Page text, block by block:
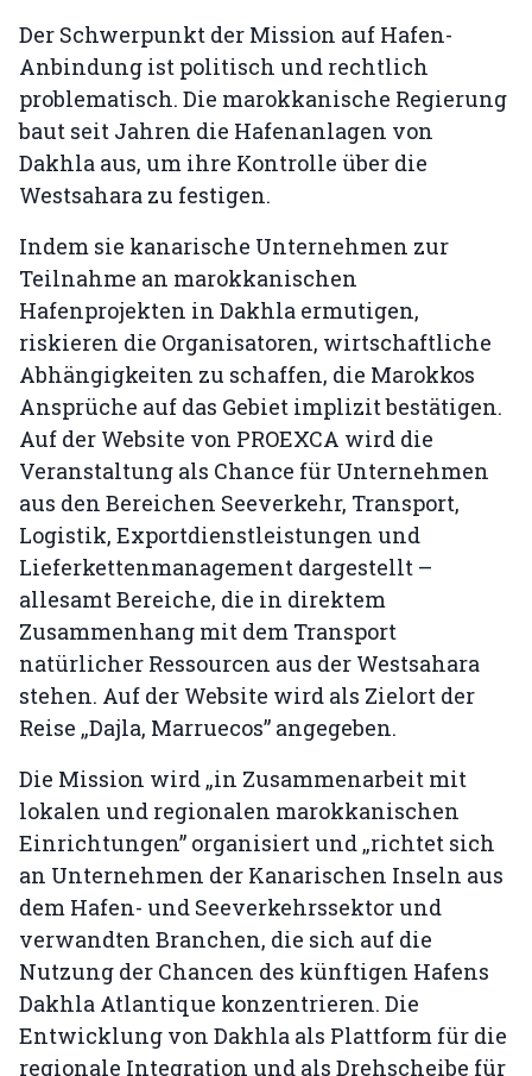
Der Schwerpunkt der Mission auf Hafen-
Anbindung ist politisch und rechtlich
problematisch. Die marokkanische Regierung
baut seit Jahren die Hafenanlagen von
Dakhla aus, um ihre Kontrolle über die
Westsahara zu festigen.
Indem sie kanarische Unternehmen zur
Teilnahme an marokkanischen
Hafenprojekten in Dakhla ermutigen,
riskieren die Organisatoren, wirtschaftliche
Abhängigkeiten zu schaffen, die Marokkos
Ansprüche auf das Gebiet implizit bestätigen.
Auf der Website von PROEXCA wird die
Veranstaltung als Chance für Unternehmen
aus den Bereichen Seeverkehr, Transport,
Logistik, Exportdienstleistungen und
Lieferkettenmanagement dargestellt –
allesamt Bereiche, die in direktem
Zusammenhang mit dem Transport
natürlicher Ressourcen aus der Westsahara
stehen. Auf der Website wird als Zielort der
Reise „Dajla, Marruecos” angegeben.
Die Mission wird „in Zusammenarbeit mit
lokalen und regionalen marokkanischen
Einrichtungen” organisiert und „richtet sich
an Unternehmen der Kanarischen Inseln aus
dem Hafen- und Seeverkehrssektor und
verwandten Branchen, die sich auf die
Nutzung der Chancen des künftigen Hafens
Dakhla Atlantique konzentrieren. Die
Entwicklung von Dakhla als Plattform für die
regionale Integration und als Drehscheibe für